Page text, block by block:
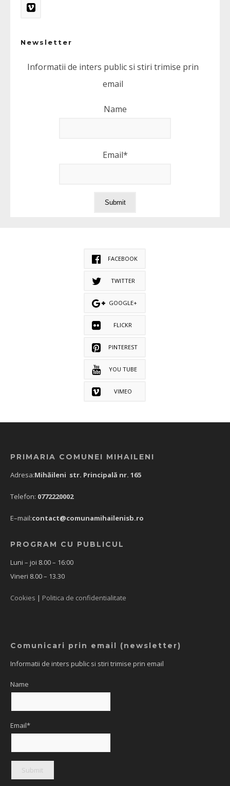
Newsletter
Informatii de inters public si stiri trimise prin
email
Name
Email*
FACEBOOK
TWITTER
GOOGLE+
FLICKR
PINTEREST
YOU TUBE
VIMEO
PRIMARIA COMUNEI MIHAILENI
Adresa:Mihăileni str. Principală nr. 165
Telefon: 0772220002
E–mail:contact@comunamihailenisb.ro
PROGRAM CU PUBLICUL
Luni – joi 8.00 – 16:00
Vineri 8.00 – 13.30
Cookies | Politica de confidentialitate
Comunicari prin email (newsletter)
Informatii de inters public si stiri trimise prin email
Name
Email*